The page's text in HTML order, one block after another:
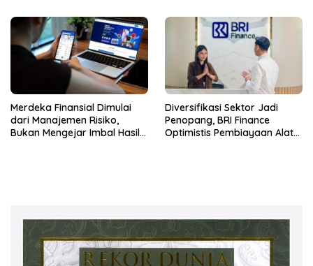
Merdeka Finansial Dimulai
dari Manajemen Risiko,
Bukan Mengejar Imbal Hasil
Diversifikasi Sektor Jadi
Penopang, BRI Finance
Optimistis Pembiayaan Alat